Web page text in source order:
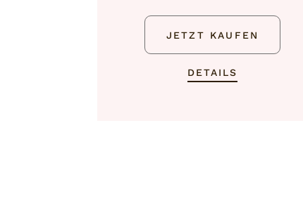
JETZT KAUFEN
DETAILS